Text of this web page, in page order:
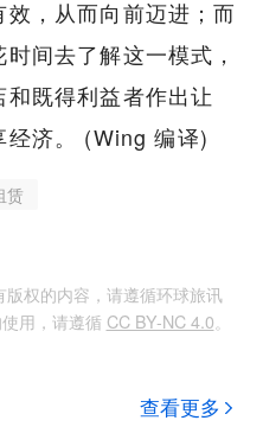
，从而向前迈进；而
间去了解这一模式，
既得利益者作出让
经济。 (Wing 编译)
赁
权的内容，请遵循环球旅讯
用，请遵循 CC BY-NC 4.0。
查看更多